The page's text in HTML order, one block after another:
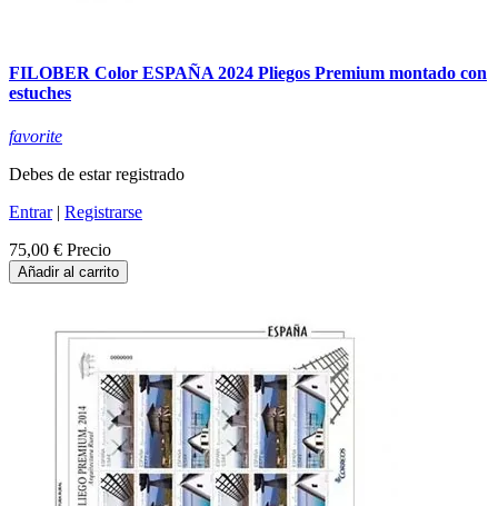
FILOBER Color ESPAÑA 2024 Pliegos Premium montado con
estuches
favorite
Debes de estar registrado
Entrar| Registrarse
75,00 € Precio
Añadir al carrito